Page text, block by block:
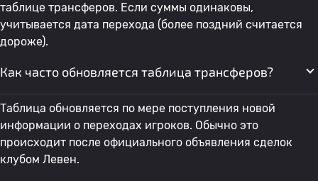
таблице трансферов. Если суммы одинаковы,
учитывается дата перехода (более поздний считается
дороже).
Как часто обновляется таблица трансферов?
Таблица обновляется по мере поступления новой
информации о переходах игроков. Обычно это
происходит после официального объявления сделок
клубом Левен.